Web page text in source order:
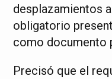
desplazamientos
obligatorio
como documento
Precisó que el